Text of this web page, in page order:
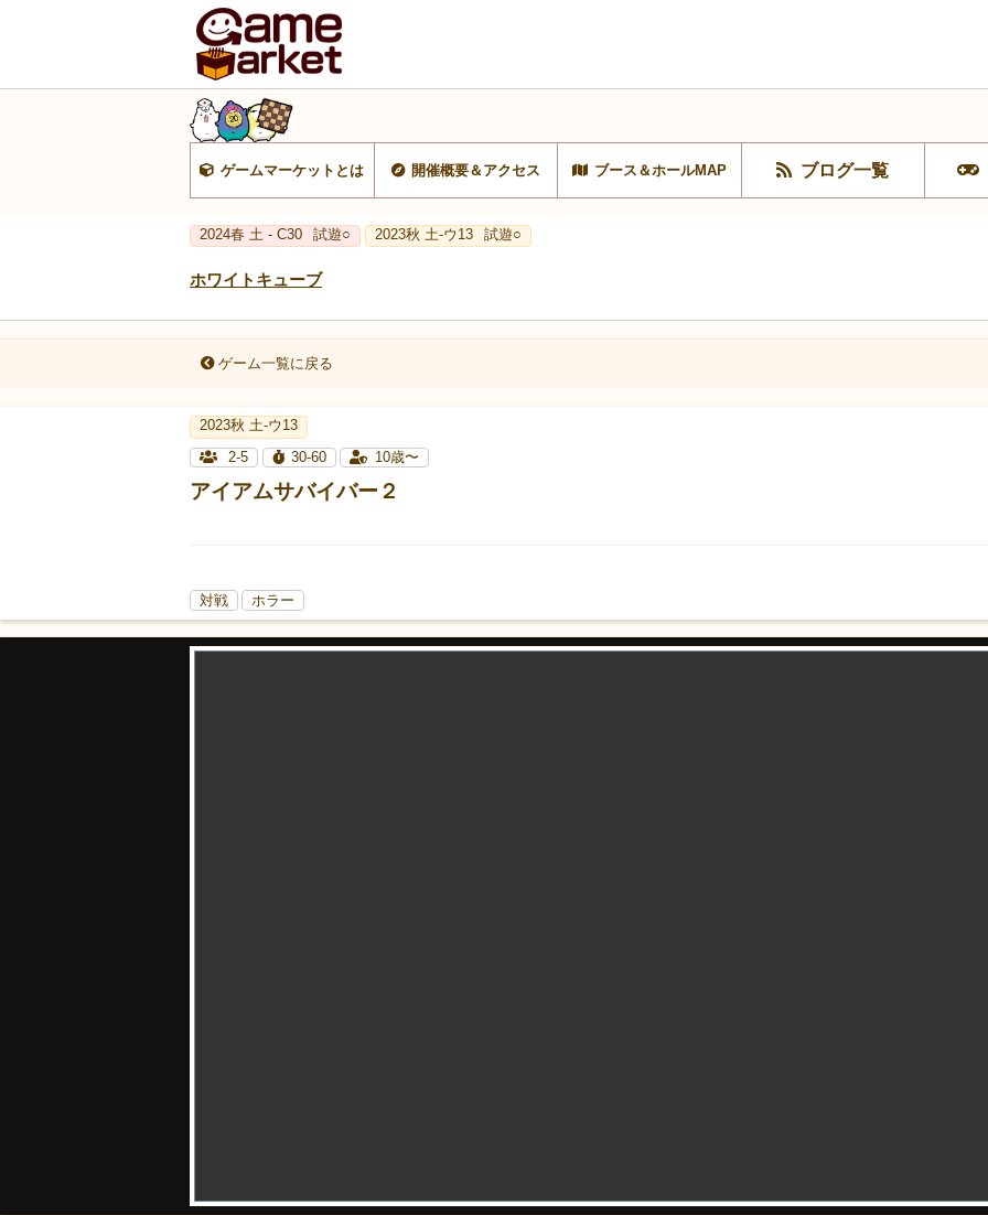
ゲームマーケットとは 開催概要＆アクセス ブース＆ホールMAP ブログ一覧
2024春 土 - C30 試遊○ 2023秋 土-ウ13 試遊○
ホワイトキューブ
ゲーム一覧に戻る
2023秋 土-ウ13
2-5
30-60 10歳〜
アイアムサバイバー２
対戦 ホラー